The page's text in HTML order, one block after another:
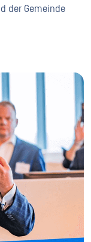
der Gemeinde